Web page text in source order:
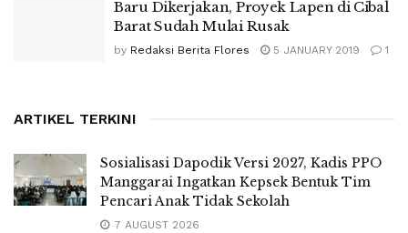
Baru Dikerjakan, Proyek Lapen di Cibal
Barat Sudah Mulai Rusak
by Redaksi Berita Flores 5 JANUARY 2019 1
ARTIKEL TERKINI
Sosialisasi Dapodik Versi 2027, Kadis PPO
Manggarai Ingatkan Kepsek Bentuk Tim
Pencari Anak Tidak Sekolah
7 AUGUST 2026